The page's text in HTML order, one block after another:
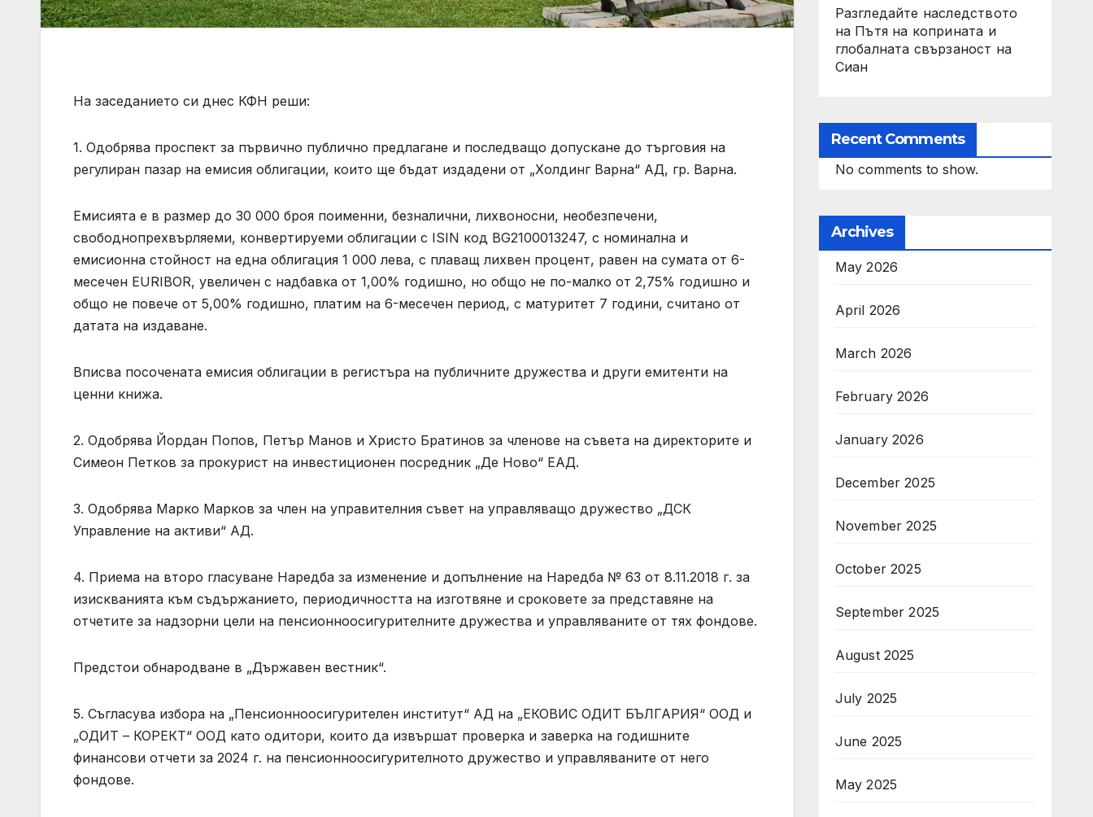
На заседанието си днес КФН реши:
1. Одобрява проспект за първично публично предлагане и последващо допускане до търговия на
регулиран пазар на емисия облигации, които ще бъдат издадени от „Холдинг Варна“ АД, гр. Варна.
Емисията е в размер до 30 000 броя поименни, безналични, лихвоносни, необезпечени,
свободнопрехвърляеми, конвертируеми облигации с ISIN код BG2100013247, с номинална и
емисионна стойност на една облигация 1 000 лева, с плаващ лихвен процент, равен на сумата от 6-
месечен EURIBOR, увеличен с надбавка от 1,00% годишно, но общо не по-малко от 2,75% годишно и
общо не повече от 5,00% годишно, платим на 6-месечен период, с матуритет 7 години, считано от
датата на издаване.
Вписва посочената емисия облигации в регистъра на публичните дружества и други емитенти на
ценни книжа.
2. Одобрява Йордан Попов, Петър Манов и Христо Братинов за членове на съвета на директорите и
Симеон Петков за прокурист на инвестиционен посредник „Де Ново“ ЕАД.
3. Одобрява Марко Марков за член на управителния съвет на управляващо дружество „ДСК
Управление на активи“ АД.
4. Приема на второ гласуване Наредба за изменение и допълнение на Наредба № 63 от 8.11.2018 г. за
изискванията към съдържанието, периодичността на изготвяне и сроковете за представяне на
отчетите за надзорни цели на пенсионноосигурителните дружества и управляваните от тях фондове.
Предстои обнародване в „Държавен вестник“.
5. Съгласува избора на „Пенсионноосигурителен институт“ АД на „ЕКОВИС ОДИТ БЪЛГАРИЯ“ ООД и
„ОДИТ – КОРЕКТ“ ООД като одитори, които да извършат проверка и заверка на годишните
финансови отчети за 2024 г. на пенсионноосигурителното дружество и управляваните от него
фондове.
Разгледайте наследството
на Пътя на коприната и
глобалната свързаност на
Сиан
Recent Comments
No comments to show.
Archives
May 2026
April 2026
March 2026
February 2026
January 2026
December 2025
November 2025
October 2025
September 2025
August 2025
July 2025
June 2025
May 2025